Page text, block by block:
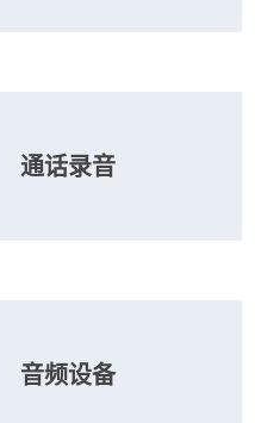
通话录音
音频设备